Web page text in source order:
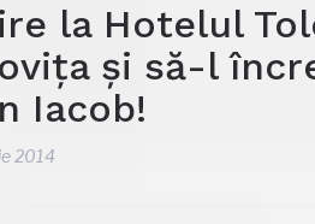
la Hotelul
și să-l
Iacob!
2014